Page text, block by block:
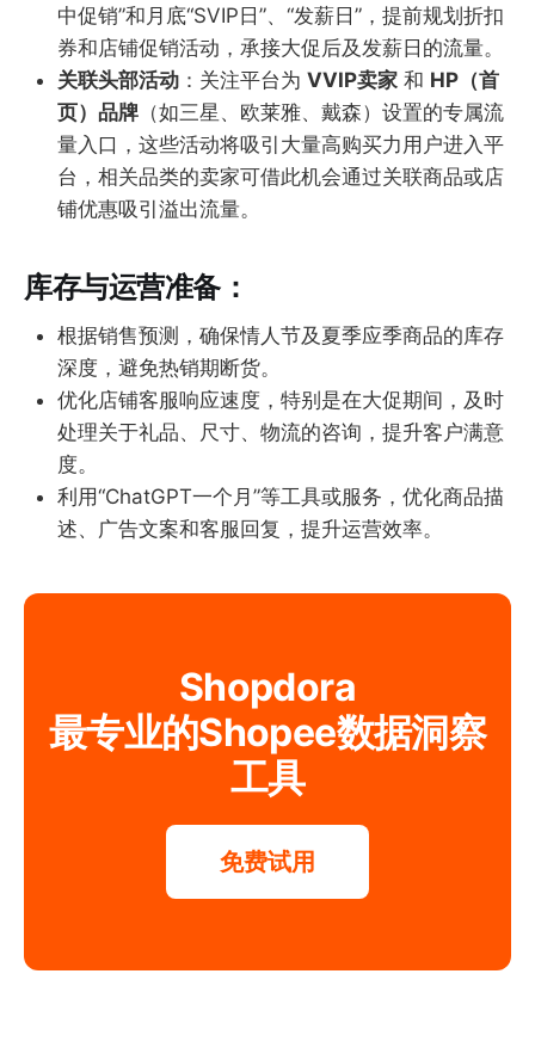
中促销”和月底“SVIP日”、“发薪日”，提前规划折扣
券和店铺促销活动，承接大促后及发薪日的流量。
关联头部活动 ：关注平台为 VVIP卖家 和 HP（首
页）品牌 （如三星、欧莱雅、戴森）设置的专属流
量入口，这些活动将吸引大量高购买力用户进入平
台，相关品类的卖家可借此机会通过关联商品或店
铺优惠吸引溢出流量。
库存与运营准备：
根据销售预测，确保情人节及夏季应季商品的库存
深度，避免热销期断货。
优化店铺客服响应速度，特别是在大促期间，及时
处理关于礼品、尺寸、物流的咨询，提升客户满意
度。
利用“ChatGPT一个月”等工具或服务，优化商品描
述、广告文案和客服回复，提升运营效率。
Shopdora
最专业的Shopee数据洞察
工具
免费试用